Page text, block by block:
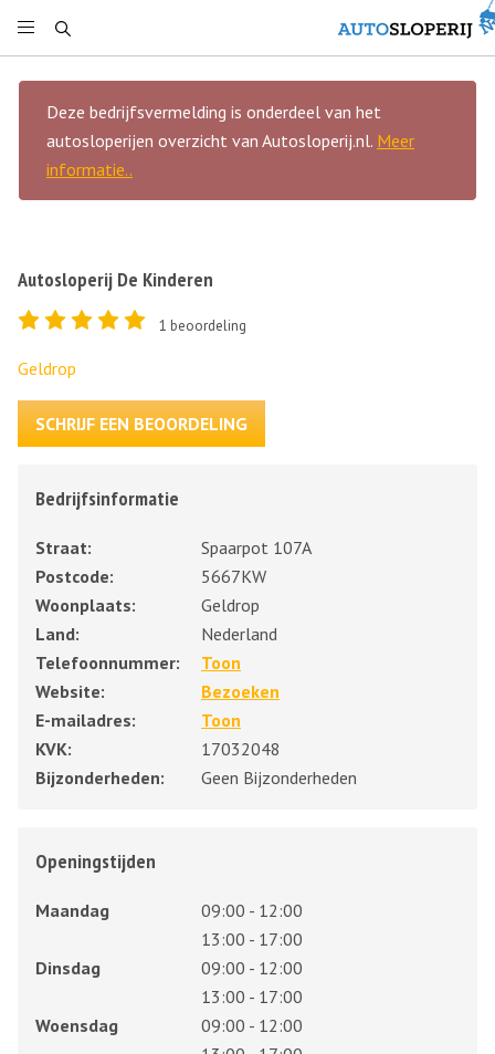
Deze bedrijfsvermelding is onderdeel van het
autosloperijen overzicht van Autosloperij.nl. Meer
informatie..
Autosloperij De Kinderen
1 beoordeling
Geldrop
SCHRIJF EEN BEOORDELING
Bedrijfsinformatie
Straat:
Spaarpot 107A
Postcode:
5667KW
Woonplaats:
Geldrop
Land:
Nederland
Telefoonnummer:
Toon
Website:
Bezoeken
E-mailadres:
Toon
KVK:
17032048
Bijzonderheden:
Geen Bijzonderheden
Openingstijden
Maandag
09:00 - 12:00
13:00 - 17:00
Dinsdag
09:00 - 12:00
13:00 - 17:00
Woensdag
09:00 - 12:00